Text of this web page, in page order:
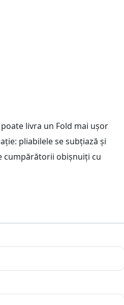
livra un Fold mai ușor
pliabilele se subțiază și
cumpărătorii obișnuiți cu